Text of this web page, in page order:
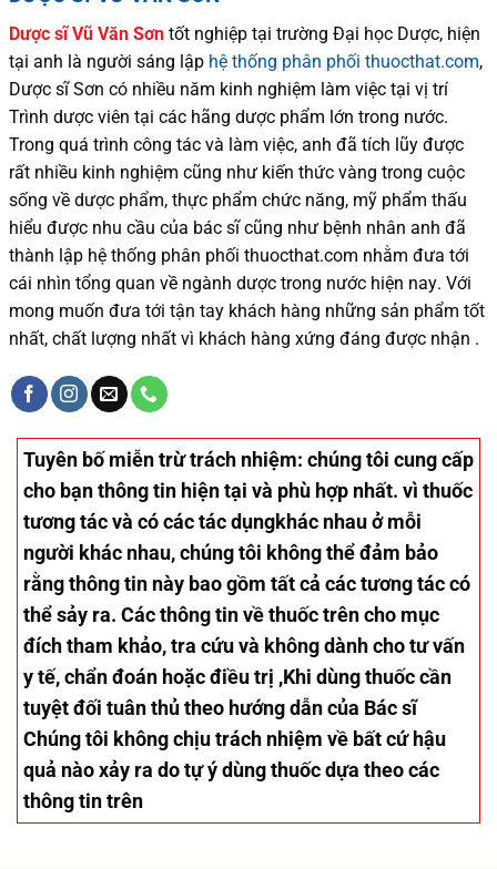
Dược sĩVũ Văn Sơn tốt nghiệp tại trường Đại học Dược, hiện
tại anh là người sáng lập hệ thống phân phối thuocthat.com,
Dược sĩSơn có nhiều năm kinh nghiệm làm việc tại vị trí
Trình dược viên tại các hãng dược phẩm lớn trong nước.
Trong quá trình công tác và làm việc, anh đã tích lũy được
rất nhiều kinh nghiệm cũng như kiến thức vàng trong cuộc
sống về dược phẩm, thực phẩm chức năng, mỹ phẩm thấu
hiểu được nhu cầu của bác sĩcũng như bệnh nhân anh đã
thành lập hệ thống phân phối thuocthat.com nhằm đưa tới
cái nhìn tổng quan về ngành dược trong nước hiện nay. Với
mong muốn đưa tới tận tay khách hàng những sản phẩm tốt
nhất, chất lượng nhất vì khách hàng xứng đáng được nhận .
Tuyên bố miễn trừ trách nhiệm: chúng tôi cung cấp
cho bạn thông tin hiện tại và phù hợp nhất. vì thuốc
tương tác và có các tác dụngkhác nhau ở mỗi
người khác nhau, chúng tôi không thể đảm bảo
rằng thông tin này bao gồm tất cả các tương tác có
thể sảy ra. Các thông tin về thuốc trên cho mục
đích tham khảo, tra cứu và không dành cho tư vấn
y tế, chẩn đoán hoặc điều trị ,Khi dùng thuốc cần
tuyệt đối tuân thủ theo hướng dẫn của Bác sĩ
Chúng tôi không chịu trách nhiệm về bất cứ hậu
quả nào xảy ra do tự ý dùng thuốc dựa theo các
thông tin trên